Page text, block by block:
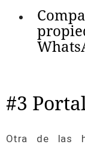
#3
Otra de las